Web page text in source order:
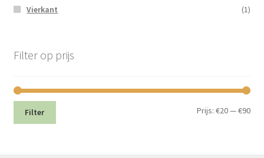
Vierkant
(1)
Filter op prijs
Min.
Filter Prijs:€20—€90